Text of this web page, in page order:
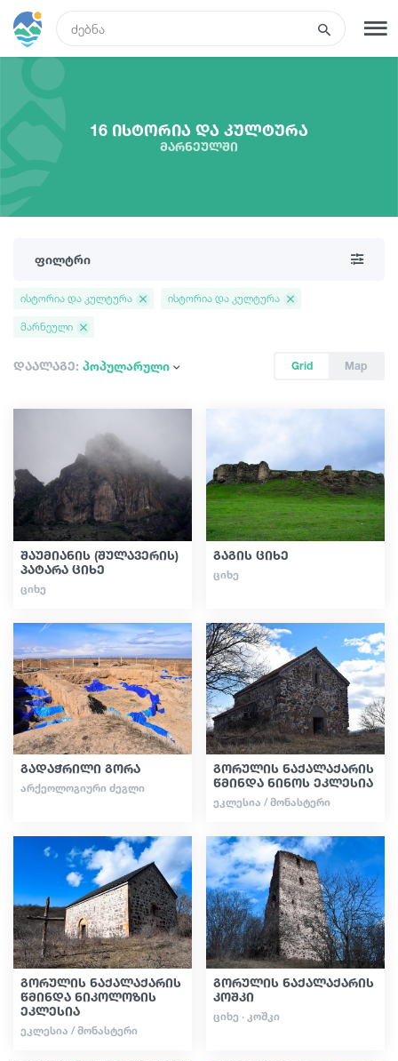
რა ვნახოთ
ტურები
სასტუმროები
გიდები
სტატიები
ტრანსპორტი
დაგეგმე მოგზაურობა
საქართველო
16 ისტორია და კულტურა
მარნეულში
ფილტრი
Grid Map
დაალაგე: პოპულარული
ისტორია და კულტურა ისტორია და კულტურა
მარნეული
შაუმიანის (შულავერის)
პატარა ციხე
ᲪᲘᲮᲔ
გაგის ციხე
ᲪᲘᲮᲔ
გადაჭრილი გორა
ᲐᲠᲥᲔᲝᲚᲝᲒᲘᲣᲠᲘ ᲫᲔᲒᲚᲘ
გორულის ნაქალაქარის
წმინდა ნინოს ეკლესია
ᲔᲙᲚᲔᲡᲘᲐ / ᲛᲝᲜᲐᲡᲢᲔᲠᲘ
გორულის ნაქალაქარის
წმინდა ნიკოლოზის
ეკლესია
ᲔᲙᲚᲔᲡᲘᲐ / ᲛᲝᲜᲐᲡᲢᲔᲠᲘ
გორულის ნაქალაქარის
კოშკი
ᲪᲘᲮᲔ · ᲙᲝᲨᲙᲘ